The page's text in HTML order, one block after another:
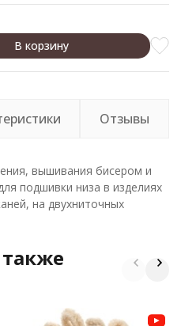
В корзину
Отзывы
вышивания бисером и
подшивки низа в изделиях
на двухниточных